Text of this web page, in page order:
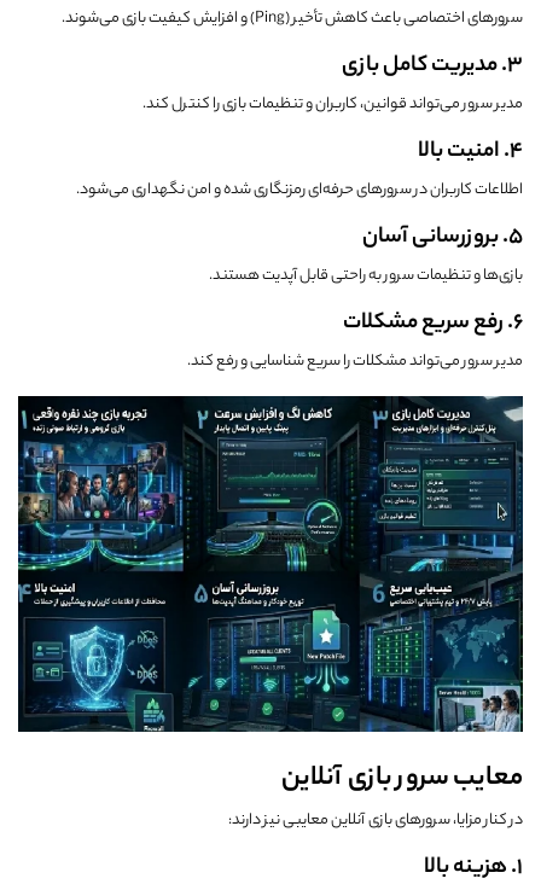
سرورهای اختصاصی باعث کاهش تأخیر (Ping) و افزایش کیفیت بازی می‌شوند.
3. مدیریت کامل بازی
مدیر سرور می‌تواند قوانین، کاربران و تنظیمات بازی را کنترل کند.
4. امنیت بالا
اطلاعات کاربران در سرورهای حرفه‌ای رمزنگاری شده و امن نگهداری می‌شود.
5. بروزرسانی آسان
بازی‌ها و تنظیمات سرور به راحتی قابل آپدیت هستند.
6. رفع سریع مشکلات
مدیر سرور می‌تواند مشکلات را سریع شناسایی و رفع کند.
معایب سرور بازی آنلاین
در کنار مزایا، سرورهای بازی آنلاین معایبی نیز دارند:
1. هزینه بالا